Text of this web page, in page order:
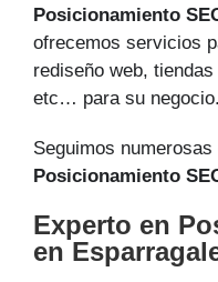
Posicionamiento
ofrecemos servicios
rediseño web,
etc… para su negocio.
Seguimos
Posicionamiento
Experto en
en